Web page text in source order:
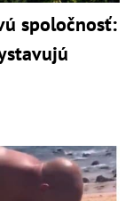
spoločnosť: